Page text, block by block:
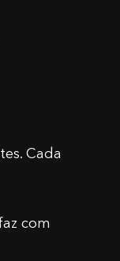
Cada
com